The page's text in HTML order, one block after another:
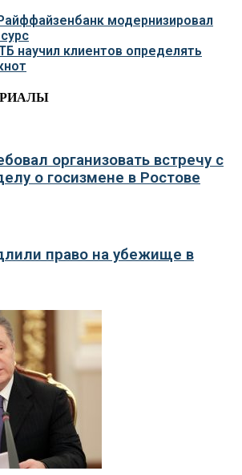
модернизировал
научил клиентов определять
организовать встречу с
о госизмене в Ростове
право на убежище в